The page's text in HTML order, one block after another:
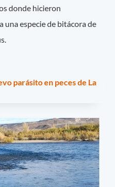
donde hicieron
una especie de bitácora de
parásito en peces de La